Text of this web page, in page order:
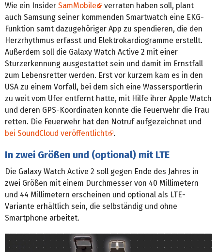
Wie ein Insider SamMobile
verraten haben soll, plant
auch Samsung seiner kommenden Smartwatch eine EKG-
Funktion samt dazugehöriger App zu spendieren, die den
Herzrhythmus erfasst und Elektrokardiogramme erstellt.
Außerdem soll die Galaxy Watch Active 2 mit einer
Sturzerkennung ausgestattet sein und damit im Ernstfall
zum Lebensretter werden. Erst vor kurzem kam es in den
USA zu einem Vorfall, bei dem sich eine Wassersportlerin
zu weit vom Ufer entfernt hatte, mit Hilfe ihrer Apple Watch
und deren GPS-Koordinaten konnte die Feuerwehr die Frau
retten. Die Feuerwehr hat den Notruf aufgezeichnet und
bei SoundCloud veröffentlicht
.
In zwei Größen und (optional) mit LTE
Die Galaxy Watch Active 2 soll gegen Ende des Jahres in
zwei Größen mit einem Durchmesser von 40 Millimetern
und 44 Millimetern erscheinen und optional als LTE-
Variante erhältlich sein, die selbständig und ohne
Smartphone arbeitet.